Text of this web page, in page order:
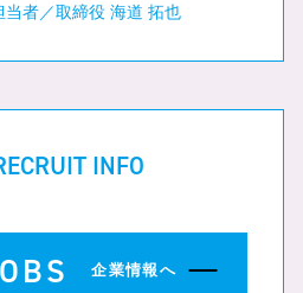
当者／取締役 海道 拓也
INFO
企業情報へ